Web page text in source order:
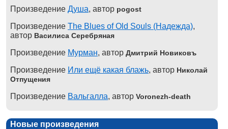
Произведение Душа, автор pogost
Произведение The Blues of Old Souls (Надежда),
автор Василиса Серебряная
Произведение Мурман, автор Дмитрий Новиковъ
Произведение Или ещё какая блажь, автор Николай
Отпущения
Произведение Вальгалла, автор Voronezh-death
Новые произведения